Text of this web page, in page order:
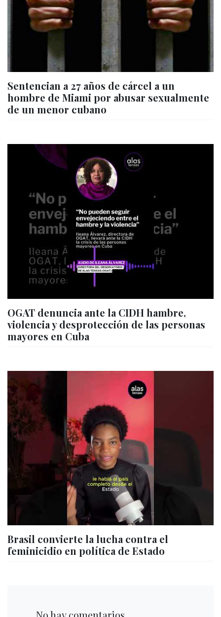
Sentencian a 27 años de cárcel a un
hombre de Miami por abusar sexualmente
de un menor cubano
OGAT denuncia ante la CIDH hambre,
violencia y desprotección de las personas
mayores en Cuba
Brasil convierte la lucha contra el
feminicidio en política de Estado